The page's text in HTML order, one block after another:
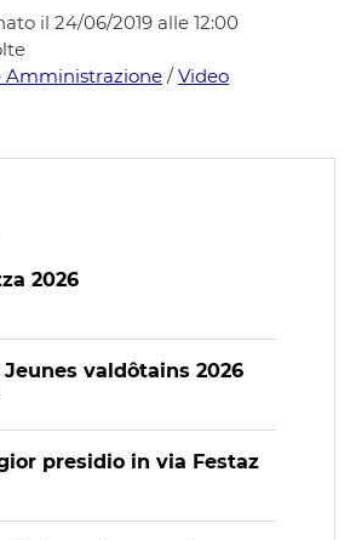
il 24/06/2019 alle 12:00
Amministrazione /Video
2026
valdôtains 2026
presidio in via Festaz